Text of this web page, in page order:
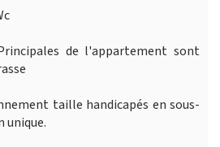
de l'appartement sont
taille handicapés en sous-
unique.